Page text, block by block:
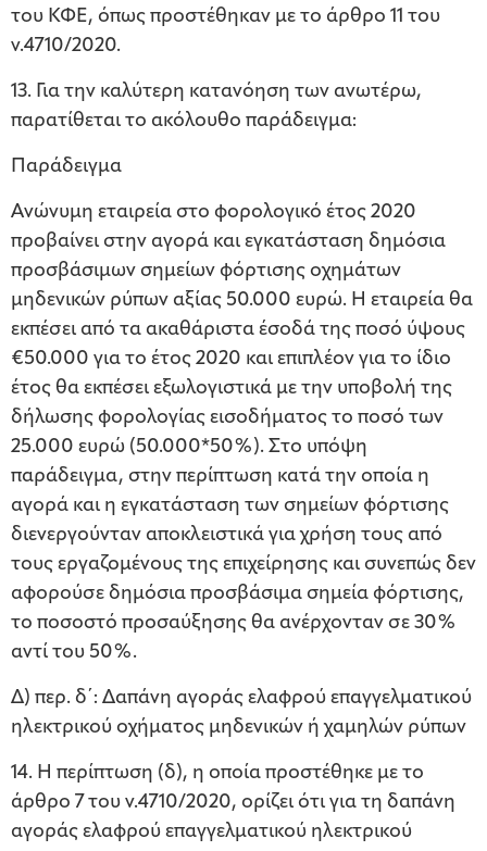
του ΚΦΕ, όπως προστέθηκαν με το άρθρο 11 του
ν.4710/2020.
13. Για την καλύτερη κατανόηση των ανωτέρω,
παρατίθεται το ακόλουθο παράδειγμα:
Παράδειγμα
Ανώνυμη εταιρεία στο φορολογικό έτος 2020
προβαίνει στην αγορά και εγκατάσταση δημόσια
προσβάσιμων σημείων φόρτισης οχημάτων
μηδενικών ρύπων αξίας 50.000 ευρώ. Η εταιρεία θα
εκπέσει από τα ακαθάριστα έσοδά της ποσό ύψους
€50.000 για το έτος 2020 και επιπλέον για το ίδιο
έτος θα εκπέσει εξωλογιστικά με την υποβολή της
δήλωσης φορολογίας εισοδήματος το ποσό των
25.000 ευρώ (50.000*50%). Στο υπόψη
παράδειγμα, στην περίπτωση κατά την οποία η
αγορά και η εγκατάσταση των σημείων φόρτισης
διενεργούνταν αποκλειστικά για χρήση τους από
τους εργαζομένους της επιχείρησης και συνεπώς δεν
αφορούσε δημόσια προσβάσιμα σημεία φόρτισης,
το ποσοστό προσαύξησης θα ανέρχονταν σε 30%
αντί του 50%.
Δ) περ. δ΄: Δαπάνη αγοράς ελαφρού επαγγελματικού
ηλεκτρικού οχήματος μηδενικών ή χαμηλών ρύπων
14. Η περίπτωση (δ), η οποία προστέθηκε με το
άρθρο 7 του ν.4710/2020, ορίζει ότι για τη δαπάνη
αγοράς ελαφρού επαγγελματικού ηλεκτρικού